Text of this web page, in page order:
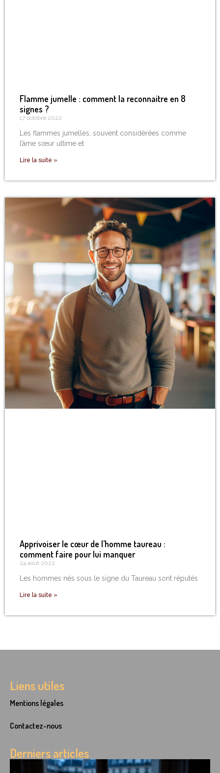
Flamme jumelle : comment la reconnaitre en 8
signes ?
17 octobre 2022
Les flammes jumelles, souvent considérées comme
l’âme sœur ultime et
Lire la suite »
Apprivoiser le cœur de l’homme taureau :
comment faire pour lui manquer
24 août 2022
Les hommes nés sous le signe du Taureau sont réputés
Lire la suite »
Liens utiles
Mentions légales
Contactez-nous
Derniers articles